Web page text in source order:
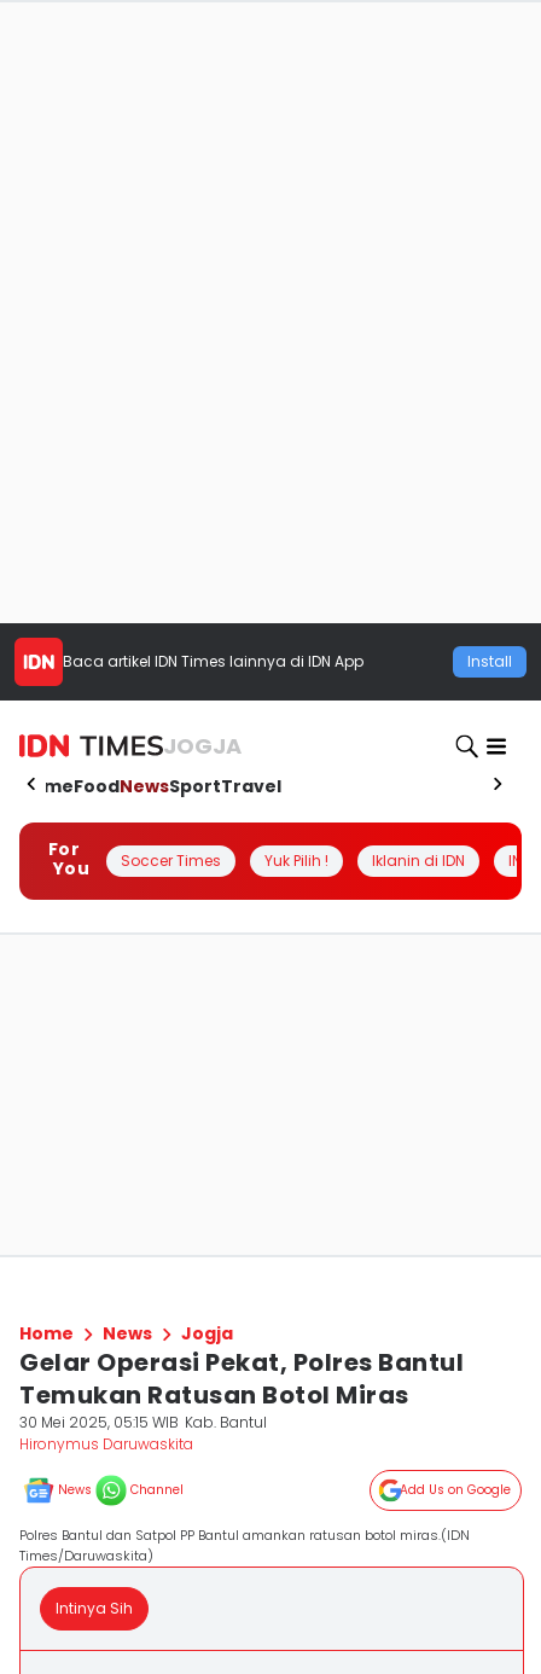
Baca artikel IDN Times lainnya di IDN App Install
JOGJA
HomeFoodNewsSportTravel
For
You
Soccer Times Yuk Pilih ! Iklanin di IDN
Home News Jogja
Gelar Operasi Pekat, Polres Bantul
Temukan Ratusan Botol Miras
30 Mei 2025, 05:15 WIB Kab. Bantul
Hironymus Daruwaskita
News Channel Add Us on Google
Polres Bantul dan Satpol PP Bantul amankan ratusan botol miras.(IDN
Times/Daruwaskita)
Intinya Sih